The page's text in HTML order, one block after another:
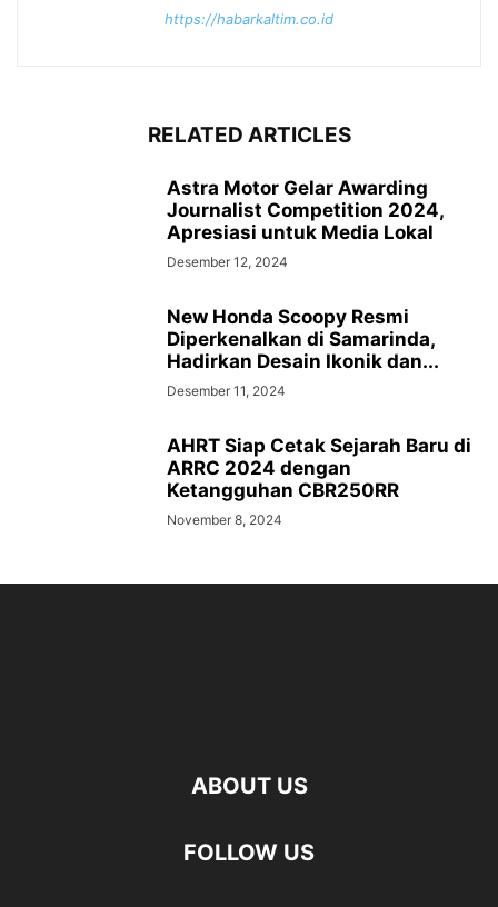
https://habarkaltim.co.id
RELATED ARTICLES
Astra Motor Gelar Awarding
Journalist Competition 2024,
Apresiasi untuk Media Lokal
Desember 12, 2024
New Honda Scoopy Resmi
Diperkenalkan di Samarinda,
Hadirkan Desain Ikonik dan...
Desember 11, 2024
AHRT Siap Cetak Sejarah Baru di
ARRC 2024 dengan
Ketangguhan CBR250RR
November 8, 2024
ABOUT US
FOLLOW US